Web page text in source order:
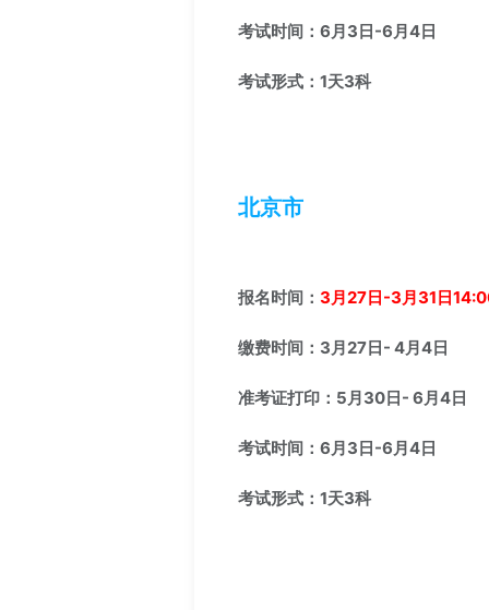
考试时间：6月3日-6月4日
考试形式：1天3科
北京市
报名时间： 3月27日-3月31日
缴费时间：3月27日- 4月4日
准考证打印：5月30日- 6月4日
考试时间：6月3日-6月4日
考试形式：1天3科